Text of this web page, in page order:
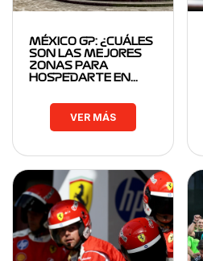
MÉXICO GP: ¿CUÁLES
SON LAS MEJORES
ZONAS PARA
HOSPEDARTE EN…
VER MÁS